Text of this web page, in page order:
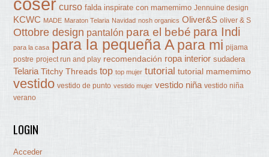
curso falda inspirate con mamemimo Jennuine design
KCWC MADE Maraton Telaria Navidad nosh organics Oliver&S oliver & S
Ottobre design pantalón para el bebé para Indi
para la casa para la pequeña A para mi pijama
postre project run and play recomendación ropa interior sudadera
Telaria Titchy Threads top top mujer tutorial tutorial mamemimo
vestido vestido de punto vestido mujer vestido niña vestido niña
verano
LOGIN
Acceder